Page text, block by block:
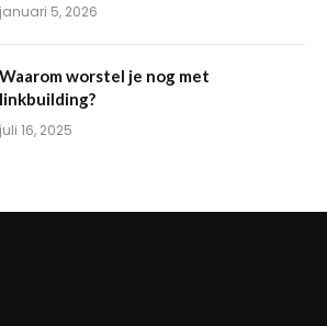
januari 5, 2026
Waarom worstel je nog met
linkbuilding?
juli 16, 2025